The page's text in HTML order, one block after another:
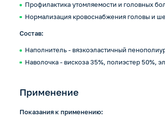
Профилактика утомляемости и головных
Нормализация кровоснабжения головы и
Состав:
Наполнитель - вязкоэластичный
Наволочка - вискоза 35%, полиэстер 50%,
Применение
Показания к применению: